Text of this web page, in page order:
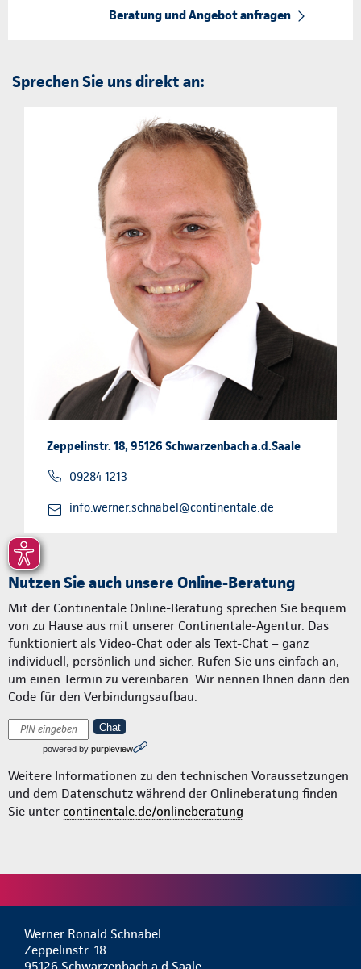
Beratung und Angebot anfragen
Sprechen Sie uns direkt an:
Zeppelinstr. 18, 95126 Schwarzenbach a.d.Saale
09284 1213
info.werner.schnabel@continentale.de
Nutzen Sie auch unsere Online-Beratung
Mit der Continentale Online-Beratung sprechen Sie bequem
von zu Hause aus mit unserer Continentale-Agentur. Das
funktioniert als Video-Chat oder als Text-Chat – ganz
individuell, persönlich und sicher. Rufen Sie uns einfach an,
um einen Termin zu vereinbaren. Wir nennen Ihnen dann den
Code für den Verbindungsaufbau.
Chat
powered by purpleview
Weitere Informationen zu den technischen Voraussetzungen
und dem Datenschutz während der Onlineberatung finden
Sie unter continentale.de/onlineberatung
Werner Ronald Schnabel
Zeppelinstr. 18
95126 Schwarzenbach a.d.Saale